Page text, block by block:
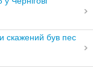
скажений був пес